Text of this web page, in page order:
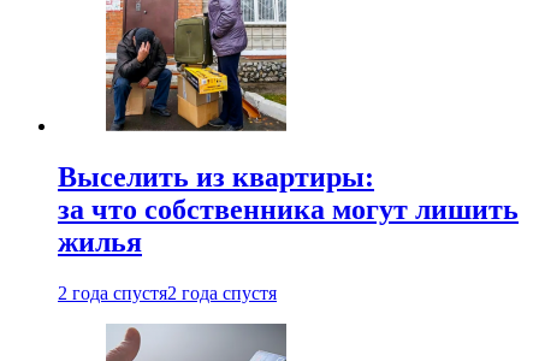
Выселить из квартиры:
за что собственника могут лишить
жилья
2 года спустя2 года спустя